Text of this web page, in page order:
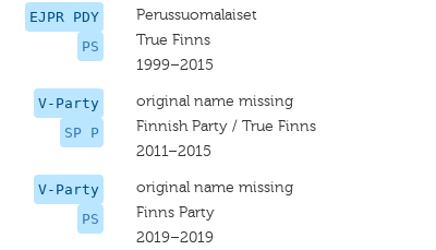
EJPR PDY
PS
Perussuomalaiset
True Finns
1999–2015
V-Party
SP P
original name missing
Finnish Party / True Finns
2011–2015
V-Party
PS
original name missing
Finns Party
2019–2019